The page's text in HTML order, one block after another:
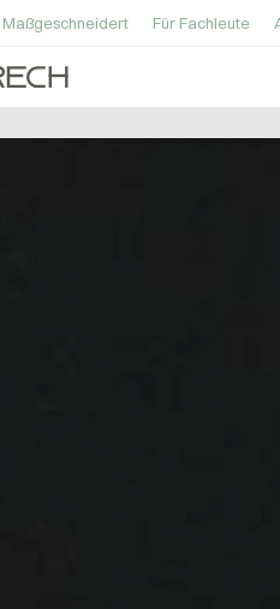
Maßgeschneidert Für Fachleute